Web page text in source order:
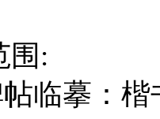
围:
帖临摹：